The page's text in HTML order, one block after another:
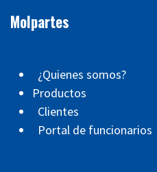
Molpartes
¿Quienes somos?
Productos
Clientes
Portal de funcionarios